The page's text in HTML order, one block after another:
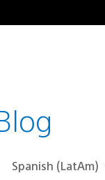
Elige
Región
Spanish (LatAm)